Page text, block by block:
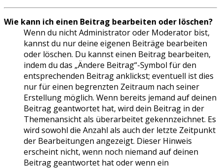
Wie kann ich einen Beitrag bearbeiten oder löschen?
Wenn du nicht Administrator oder Moderator bist,
kannst du nur deine eigenen Beiträge bearbeiten
oder löschen. Du kannst einen Beitrag bearbeiten,
indem du das „Ändere Beitrag“-Symbol für den
entsprechenden Beitrag anklickst; eventuell ist dies
nur für einen begrenzten Zeitraum nach seiner
Erstellung möglich. Wenn bereits jemand auf deinen
Beitrag geantwortet hat, wird dein Beitrag in der
Themenansicht als überarbeitet gekennzeichnet. Es
wird sowohl die Anzahl als auch der letzte Zeitpunkt
der Bearbeitungen angezeigt. Dieser Hinweis
erscheint nicht, wenn noch niemand auf deinen
Beitrag geantwortet hat oder wenn ein